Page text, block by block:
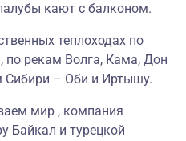
кают с балконом.
теплоходах по
по рекам Волга, Кама, Дон
Сибири – Оби и Иртышу.
мир , компания
Байкал и турецкой